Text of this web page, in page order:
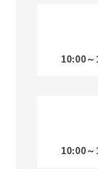
10:00～
10:00～